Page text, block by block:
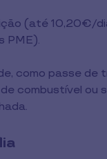
(até 10,20€/
PME).
como passe de
combustível ou